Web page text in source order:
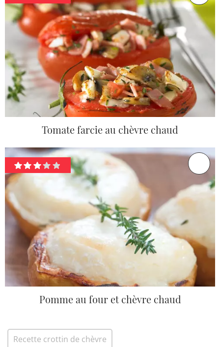
Tomate farcie au chèvre chaud
Pomme au four et chèvre chaud
Recette crottin de chèvre